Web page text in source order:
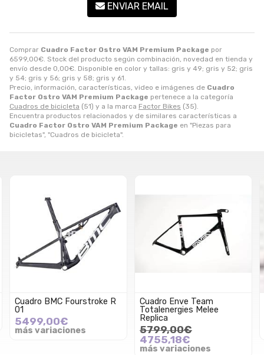
Comprar Cuadro Factor Ostro VAM Premium Package por
6599,00€. Stock del producto según combinación, novedad en tienda y
envío desde 0,00€. Disponible en color y tallas: gris y 49; gris y 52; gris
y 54; gris y 56; gris y 58; gris y 61.
Precio, información, características, video e imágenes de Cuadro
Factor Ostro VAM Premium Package pertenece a la categoría
Cuadros de bicicleta (51) y a la marca Factor Bikes (35).
Encuentra productos relacionados y de similares características a
Cuadro Factor Ostro VAM Premium Package en "Piezas para
bicicletas", "Cuadros de bicicleta".
ENVIAR EMAIL
Cuadro BMC Fourstroke R
01
5499,00€
más variaciones
Cuadro Enve Team
Totalenergies Melee
Replica
5799,00€
4755,18€
más variaciones